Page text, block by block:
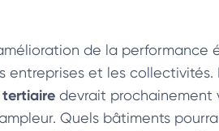
de la
entreprises et les
tertiaire devrait prochainement
Quels bâtiments